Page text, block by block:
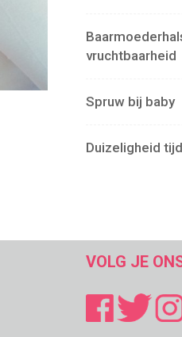
vruchtbaarheid
Spruw bij baby
Duizeligheid
VOLG JE